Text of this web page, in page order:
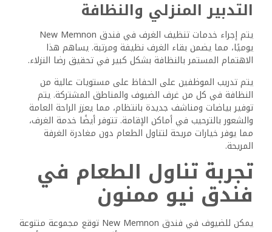
يسمح الإعداد الموجود على السطح لرواد المطعم بالاستمتاع
بالمناظر الخلابة للمنطقة المحيطة أثناء تناول الطعام. ويهدف
المطعم إلى خلق أجواء مريحة لتناول وجبات الإفطار والغداء
والعشاء، مما يضمن تجربة ممتعة لجميع الزوار.
خدمة الإفطار
يوفر الإفطار في فندق New Memnon خيارات تناسب مجموعة
واسعة من الأذواق. يمكن للضيوف بدء يومهم مع وجبة إفطار
كونتيننتال تشمل المعجنات والفواكه والقهوة الطازجة.
بالإضافة إلى ذلك، تتوفر عناصر الإفطار المصرية التقليدية، مثل
الفول المدمس والطعمية. يضمن هذا التنوع أن يجد الضيوف
المحليون والدوليون شيئًا جذابًا للاستمتاع به. تعطي خدمة
الإفطار الأولوية للجودة والطزاجة، مما يخلق وسيلة ممتعة
للنشاط لليوم التالي.
مقهى ومشروبات